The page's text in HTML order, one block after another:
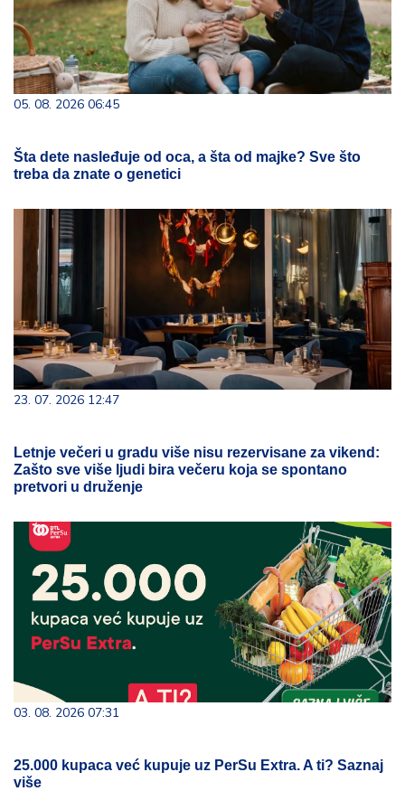
05. 08. 2026 06:45
Šta dete nasleđuje od oca, a šta od majke? Sve što
treba da znate o genetici
23. 07. 2026 12:47
Letnje večeri u gradu više nisu rezervisane za vikend:
Zašto sve više ljudi bira večeru koja se spontano
pretvori u druženje
03. 08. 2026 07:31
25.000 kupaca već kupuje uz PerSu Extra. A ti? Saznaj
više